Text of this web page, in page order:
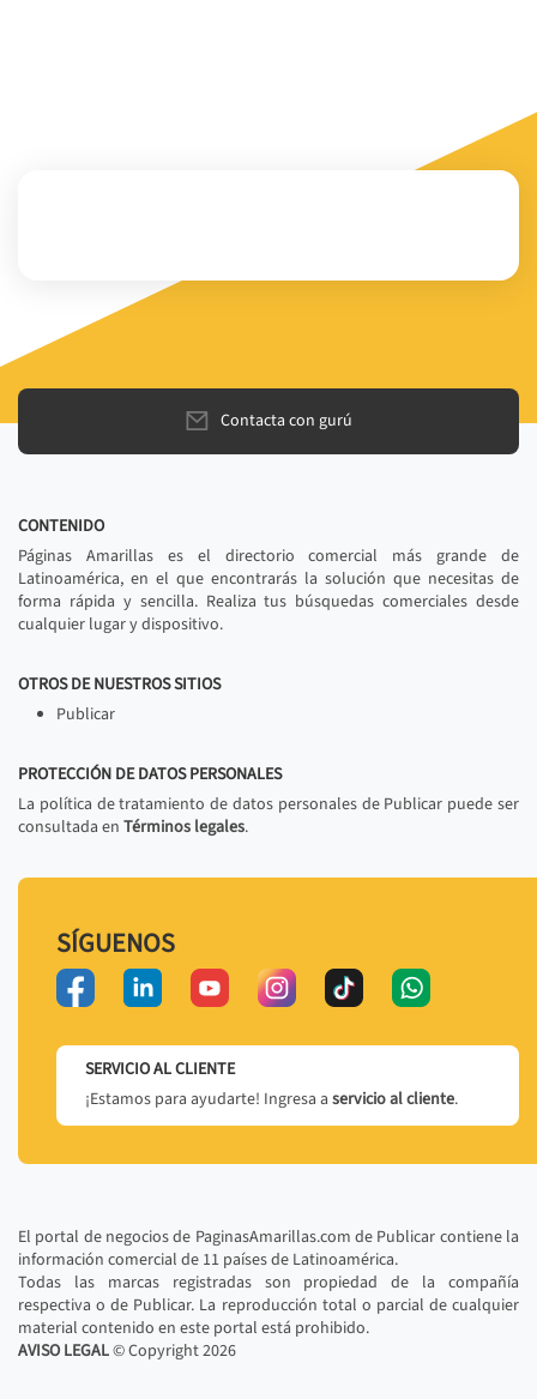
Contacta con gurú
CONTENIDO
Páginas Amarillas es el directorio comercial más grande de
Latinoamérica, en el que encontrarás la solución que necesitas de
forma rápida y sencilla. Realiza tus búsquedas comerciales desde
cualquier lugar y dispositivo.
OTROS DE NUESTROS SITIOS
Publicar
PROTECCIÓN DE DATOS PERSONALES
La política de tratamiento de datos personales de Publicar puede ser
consultada en Términos legales.
SÍGUENOS
SERVICIO AL CLIENTE
¡Estamos para ayudarte! Ingresa a servicio al cliente.
El portal de negocios de PaginasAmarillas.com de Publicar contiene la
información comercial de 11 países de Latinoamérica.
Todas las marcas registradas son propiedad de la compañía
respectiva o de Publicar. La reproducción total o parcial de cualquier
material contenido en este portal está prohibido.
AVISO LEGAL© Copyright2026